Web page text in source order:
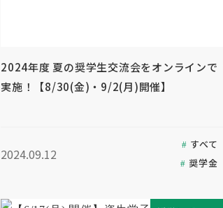
2024年度 夏の奨学生交流会をオンラインで
実施！【8/30(金)・9/2(月)開催】
2024.09.12
すべて
奨学金